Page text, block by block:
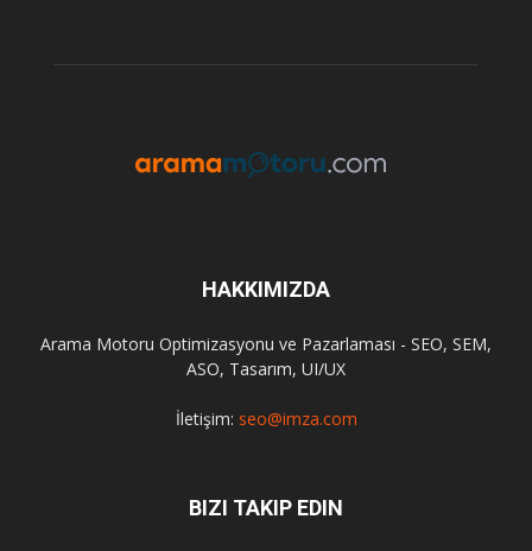
HAKKIMIZDA
Arama Motoru Optimizasyonu ve Pazarlaması - SEO, SEM,
ASO, Tasarım, UI/UX
İletişim: seo@imza.com
BIZI TAKIP EDIN